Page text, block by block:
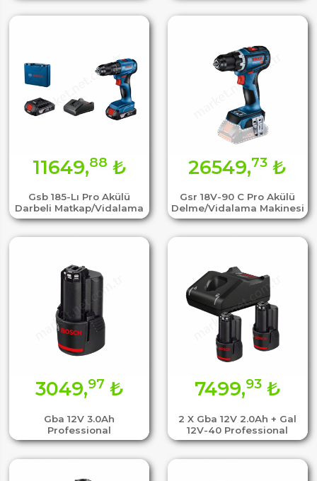
Gsb 185-Lı Pro Akülü
Darbeli Matkap/Vidalama
11649,88 ₺
Gsr 18V-90 C Pro Akülü
Delme/Vidalama Makinesi
26549,73 ₺
Gba 12V 3.0Ah
Professional
3049,97 ₺
2 X Gba 12V 2.0Ah + Gal
12V-40 Professional
7499,93₺